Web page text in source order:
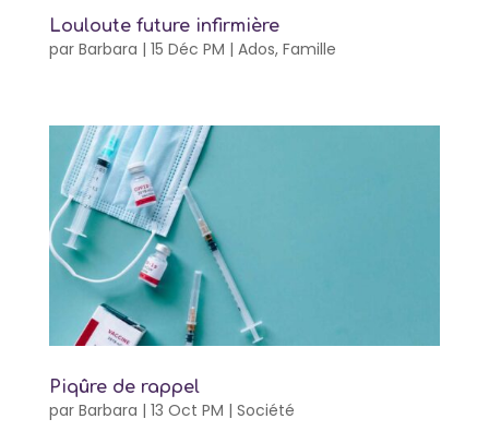
Louloute future infirmière
par Barbara | 15 Déc PM | Ados, Famille
Piqûre de rappel
par Barbara | 13 Oct PM | Société